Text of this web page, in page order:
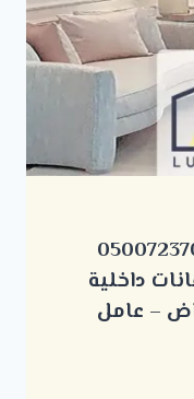
الرياض ت: 0500723702
داخلية
– عامل